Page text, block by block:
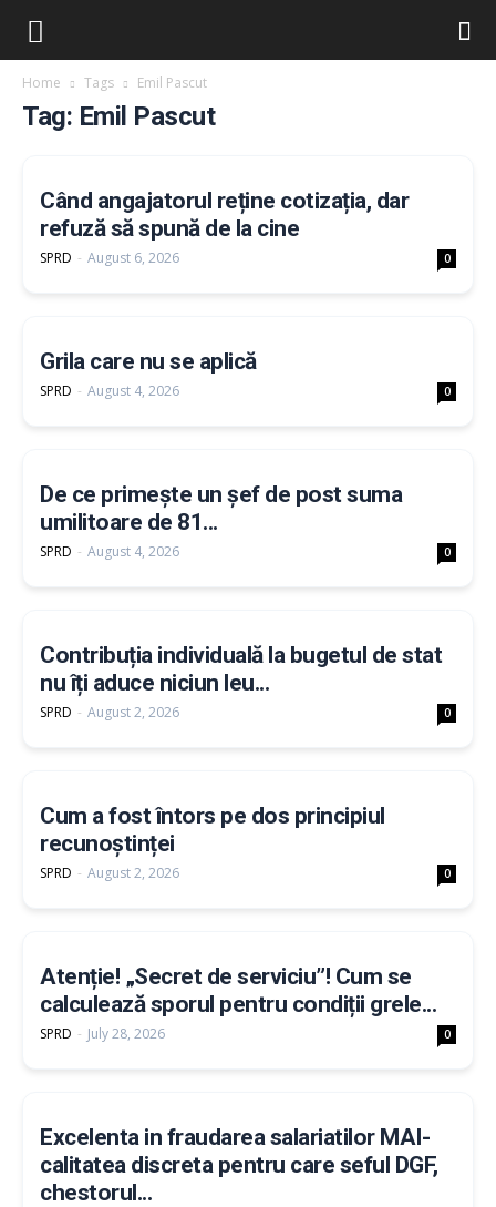
Home Tags Emil Pascut
Tag: Emil Pascut
Când angajatorul reține cotizația, dar
refuză să spună de la cine
SPRD - August 6, 2026 0
Grila care nu se aplică
SPRD - August 4, 2026 0
De ce primește un șef de post suma
umilitoare de 81...
SPRD - August 4, 2026 0
Contribuția individuală la bugetul de stat
nu îți aduce niciun leu...
SPRD - August 2, 2026 0
Cum a fost întors pe dos principiul
recunoștinței
SPRD - August 2, 2026 0
Atenție! „Secret de serviciu”! Cum se
calculează sporul pentru condiții grele...
SPRD - July 28, 2026 0
Excelenta in fraudarea salariatilor MAI-
calitatea discreta pentru care seful DGF,
chestorul...